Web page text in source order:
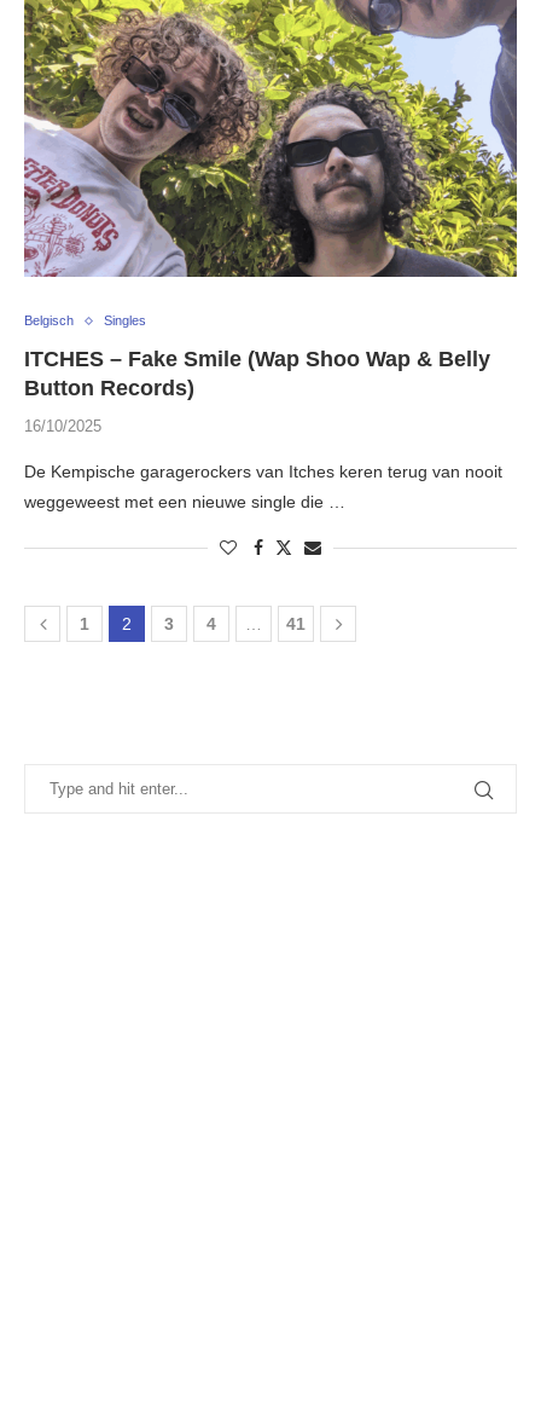
Belgisch Singles
ITCHES – Fake Smile (Wap Shoo Wap & Belly
Button Records)
16/10/2025
De Kempische garagerockers van Itches keren terug van nooit
weggeweest met een nieuwe single die …
1 2 3 4 … 41